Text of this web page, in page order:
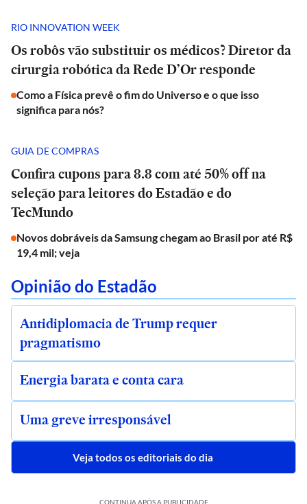
RIO INNOVATION WEEK
Os robôs vão substituir os médicos? Diretor da
cirurgia robótica da Rede D’Or responde
Como a Física prevê o fim do Universo e o que isso
significa para nós?
GUIA DE COMPRAS
Confira cupons para 8.8 com até 50% off na
seleção para leitores do Estadão e do
TecMundo
Novos dobráveis da Samsung chegam ao Brasil por até R$
19,4 mil; veja
Opinião do Estadão
Antidiplomacia de Trump requer
pragmatismo
Energia barata e conta cara
Uma greve irresponsável
Veja todos os editoriais do dia
CONTINUA APÓS A PUBLICIDADE